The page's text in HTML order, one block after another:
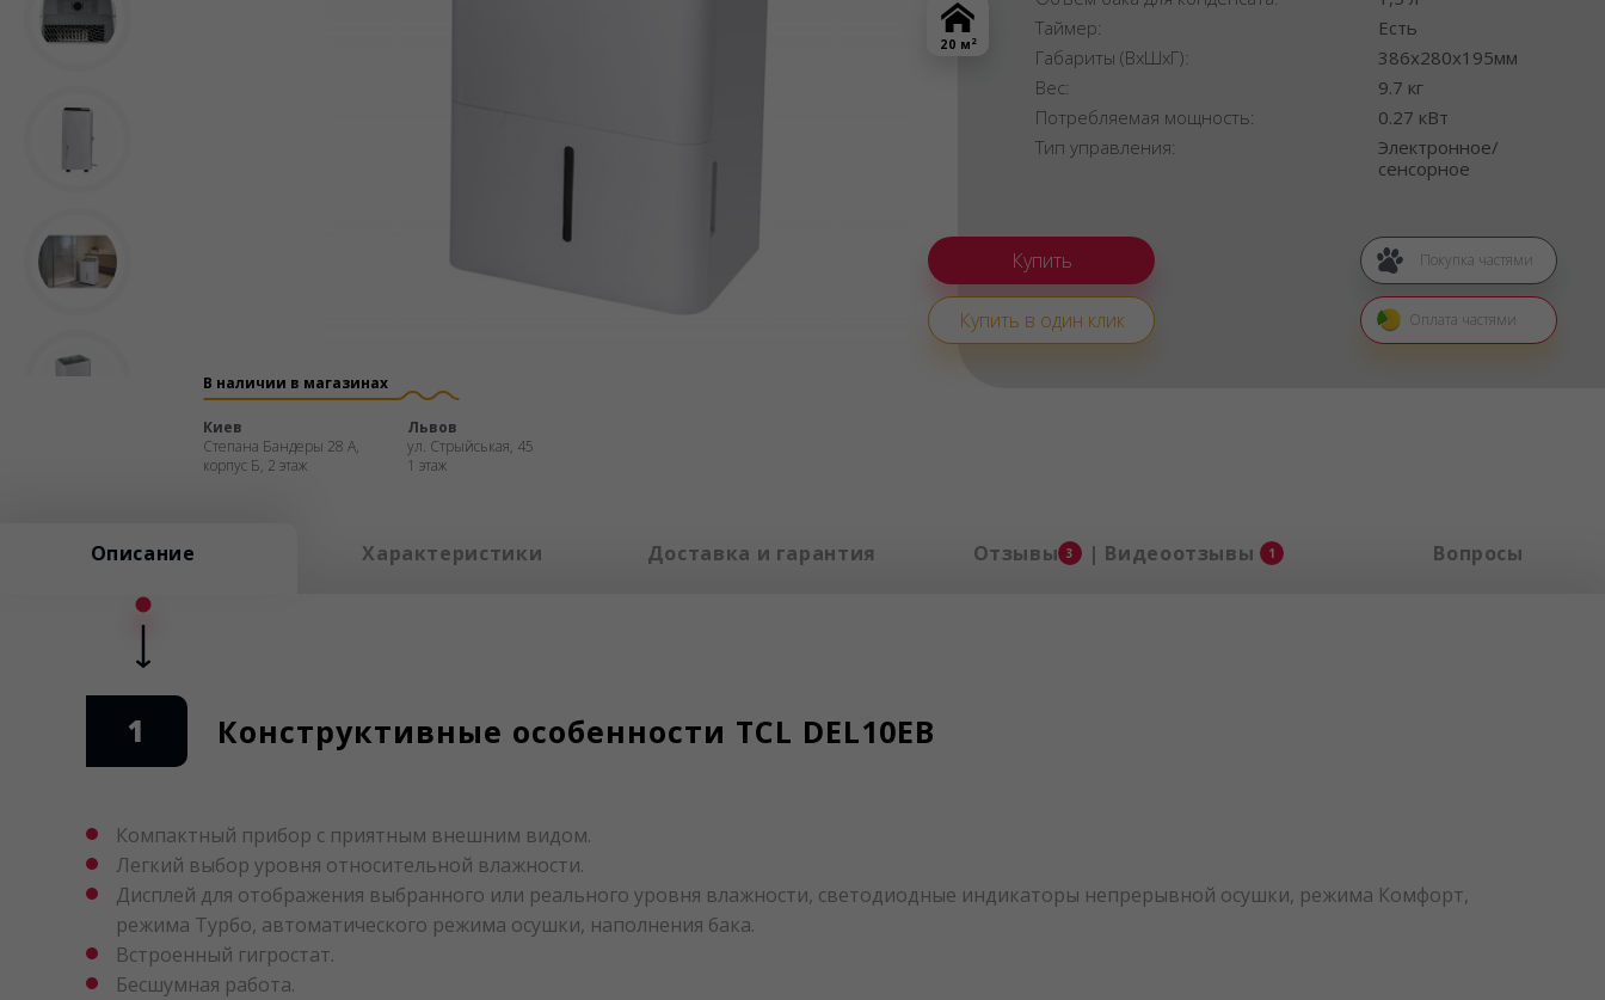
20 м 2
Таймер:
Есть
Габариты (ВхШхГ):
386x280x195мм
Вес:
9.7 кг
Потребляемая мощность:
0.27 кВт
Тип управления:
Электронное/
сенсорное
Купить в один клик
Покупка частями
Оплата частями
В наличии в магазинах
Киев
Степана Бандеры 28 А,
корпус Б, 2 этаж
Львов
ул. Стрыйськая, 45
1 этаж
Описание Характеристики Доставка и гарантия Отзывы 3 | Видеоотзывы 1 Вопросы
1 Конструктивные особенности TCL DEL10EB
Компактный прибор с приятным внешним видом.
Легкий выбор уровня относительной влажности.
Дисплей для отображения выбранного или реального уровня влажности, светодиодные индикаторы непрерывной осушки, режима Комфорт,
режима Турбо, автоматического режима осушки, наполнения бака.
Встроенный гигростат.
Бесшумная работа.